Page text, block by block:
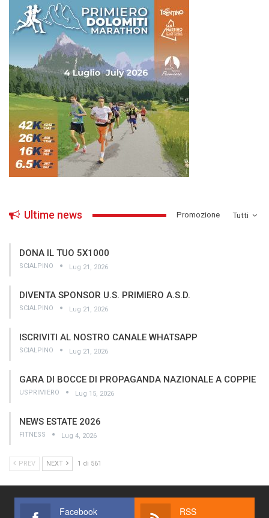
Tutti
Ultime news ­Promozione
DONA IL TUO 5X1000
SCIALPINO Lug 21, 2026
DIVENTA SPONSOR U.S. PRIMIERO A.S.D.
SCIALPINO Lug 21, 2026
ISCRIVITI AL NOSTRO CANALE WHATSAPP
SCIALPINO Lug 21, 2026
GARA DI BOCCE DI PROPAGANDA NAZIONALE A COPPIE
USPRIMIERO Lug 15, 2026
NEWS ESTATE 2026
FITNESS Lug 4, 2026
PREV NEXT 1 di 561
Facebook RSS